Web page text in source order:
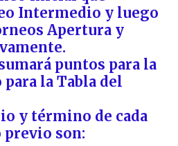
Intermedio y luego
Apertura y
puntos para la
la Tabla del
y término de cada
previo son: